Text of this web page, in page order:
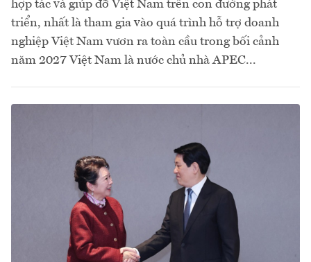
hợp tác và giúp đỡ Việt Nam trên con đường phát
triển, nhất là tham gia vào quá trình hỗ trợ doanh
nghiệp Việt Nam vươn ra toàn cầu trong bối cảnh
năm 2027 Việt Nam là nước chủ nhà APEC...